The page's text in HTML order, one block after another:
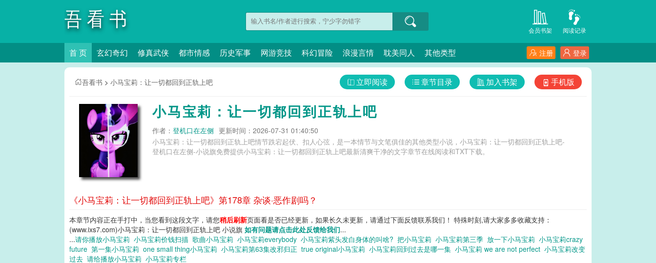
吾看书 阅读记录
会员书架
首 页 玄幻奇幻 修真武侠 都市情感 历史军事 网游竞技 科幻冒险 浪漫言情 耽美同人 其他类型 登录
注册
吾看书 > 小马宝莉：让一切都回到正轨上吧 手机版
加入书架
章节目录
立即阅读
小马宝莉：让一切都回到正轨上吧
作者： 登机口在左侧 更新时间：2026-07-31 01:40:50
小马宝莉：让一切都回到正轨上吧情节跌宕起伏、扣人心弦，是一本情节与文笔俱佳的其他类型小说，小马宝莉：让一切都回到正轨上吧-
登机口在左侧-小说旗免费提供小马宝莉：让一切都回到正轨上吧最新清爽干净的文字章节在线阅读和TXT下载。
《小马宝莉：让一切都回到正轨上吧》第178章 杂谈·恶作剧吗？
本章节内容正在手打中，当您看到这段文字，请您稍后刷新页面看是否已经更新，如果长久未更新，请通过下面反馈联系我们！ 特殊时刻,请大家多多收藏支持：
(www.ixs7.com)小马宝莉：让一切都回到正轨上吧 小说旗 如有问题请点击此处反馈给我们...
...请你播放小马宝莉 小马宝莉价钱扫描 歌曲小马宝莉 小马宝莉everybody 小马宝莉紫头发白身体的叫啥? 把小马宝莉 小马宝莉第三季 放一下小马宝莉 小马宝莉crazy
future 第一集小马宝莉 one small thing小马宝莉 小马宝莉第63集改邪归正 true original小马宝莉 小马宝莉回到过去是哪一集 小马宝莉 we are not perfect 小马宝莉改变
过去 请给播放小马宝莉 小马宝莉专栏